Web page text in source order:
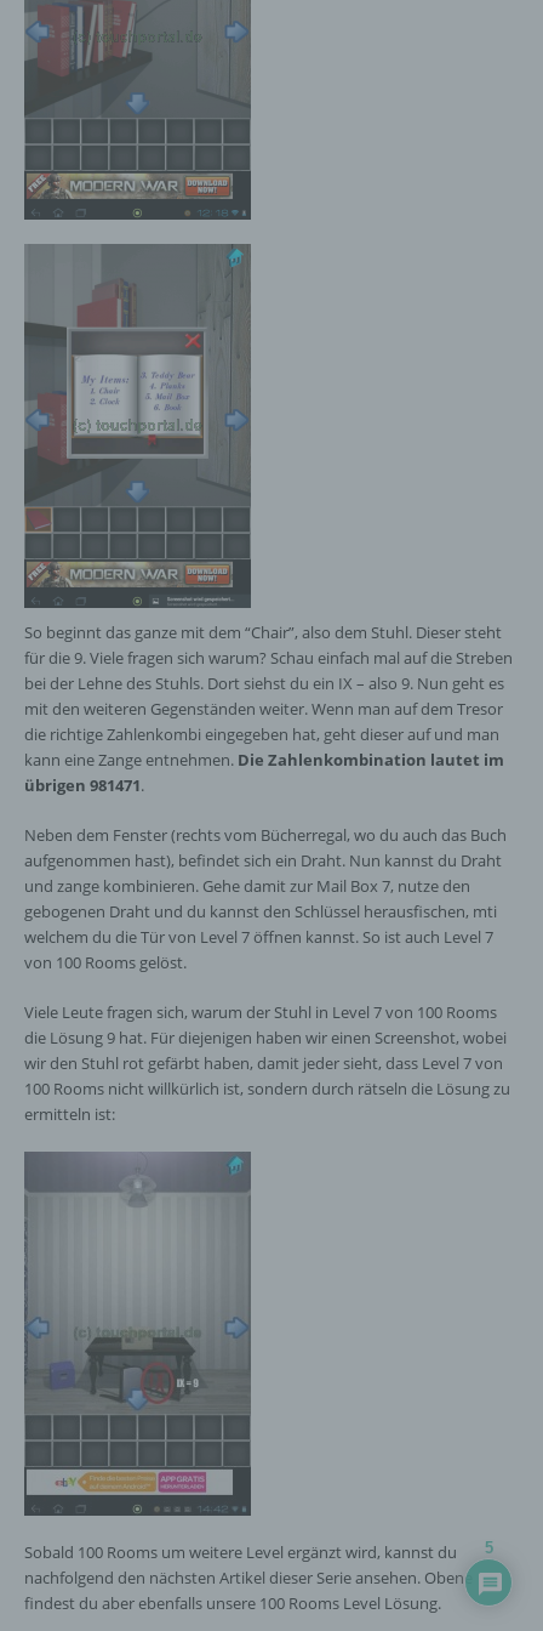
So beginnt das ganze mit dem “Chair”, also dem Stuhl. Dieser steht
für die 9. Viele fragen sich warum? Schau einfach mal auf die Streben
bei der Lehne des Stuhls. Dort siehst du ein IX – also 9. Nun geht es
mit den weiteren Gegenständen weiter. Wenn man auf dem Tresor
die richtige Zahlenkombi eingegeben hat, geht dieser auf und man
kann eine Zange entnehmen. Die Zahlenkombination lautet im
übrigen 981471.
Neben dem Fenster (rechts vom Bücherregal, wo du auch das Buch
aufgenommen hast), befindet sich ein Draht. Nun kannst du Draht
und zange kombinieren. Gehe damit zur Mail Box 7, nutze den
gebogenen Draht und du kannst den Schlüssel herausfischen, mti
welchem du die Tür von Level 7 öffnen kannst. So ist auch Level 7
von 100 Rooms gelöst.
Viele Leute fragen sich, warum der Stuhl in Level 7 von 100 Rooms
die Lösung 9 hat. Für diejenigen haben wir einen Screenshot, wobei
wir den Stuhl rot gefärbt haben, damit jeder sieht, dass Level 7 von
100 Rooms nicht willkürlich ist, sondern durch rätseln die Lösung zu
ermitteln ist:
Sobald 100 Rooms um weitere Level ergänzt wird, kannst du
nachfolgend den nächsten Artikel dieser Serie ansehen. Obene
findest du aber ebenfalls unsere 100 Rooms Level Lösung.
5
Speicherung dieser Daten zur Absicherung des für
die Verarbeitung Verantwortlichen erforderlich.
Eine Weitergabe dieser Daten an Dritte erfolgt
grundsätzlich nicht, sofern keine gesetzliche
Pflicht zur Weitergabe besteht oder die Weitergabe
der Strafverfolgung dient.
Die Registrierung der betroffenen Person unter
freiwilliger Angabe personenbezogener Daten
dient dem für die Verarbeitung Verantwortlichen
dazu, der betroffenen Person Inhalte oder
Leistungen anzubieten, die aufgrund der Natur der
Sache nur registrierten Benutzern angeboten
werden können. Registrierten Personen steht die
Möglichkeit frei, die bei der Registrierung
angegebenen personenbezogenen Daten
jederzeit abzuändern oder vollständig aus dem
Datenbestand des für die Verarbeitung
Verantwortlichen löschen zu lassen.
Der für die Verarbeitung Verantwortliche erteilt
jeder betroffenen Person jederzeit auf Anfrage
Auskunft darüber, welche personenbezogenen
Daten über die betroffene Person gespeichert sind.
Ferner berichtigt oder löscht der für die
Verarbeitung Verantwortliche personenbezogene
Daten auf Wunsch oder Hinweis der betroffenen
Person, soweit dem keine gesetzlichen
Aufbewahrungspflichten entgegenstehen. Die
Gesamtheit der Mitarbeiter des für die Verarbeitung
Verantwortlichen stehen der betroffenen Person in
diesem Zusammenhang als Ansprechpartner zur
Verfügung.
Kontaktmöglichkeit über die Internetseite
Die Internetseite enthält aufgrund von gesetzlichen
Vorschriften Angaben, die eine schnelle
Unternehmen sowie eine unmittelbare
Kommunikation mit uns ermöglichen, was
ebenfalls eine allgemeine Adresse der
sogenannten elektronischen Post (E-Mail-
Adresse) umfasst. Sofern eine betroffene Person
Kontakt mit dem für die Verarbeitung
Verantwortlichen aufnimmt, werden die von der
betroffenen Person übermittelten
personenbezogenen Daten werden für Zwecke der
Bearbeitung oder der Kontaktaufnahme zur
betroffenen Person gespeichert. Es erfolgt keine
Weitergabe dieser personenbezogenen Daten an
Kommentarfunktion im Blog auf der Internetseite
Wir bieten den Nutzern auf einem Blog, der sich
auf der Internetseite des für die Verarbeitung
Verantwortlichen befindet, die Möglichkeit,